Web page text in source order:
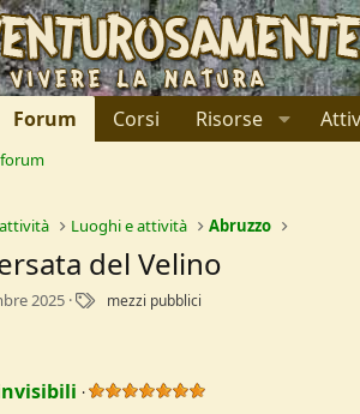
Forum Corsi Risorse
Luoghi e attività Abruzzo
del Velino
2025 mezzi pubblici